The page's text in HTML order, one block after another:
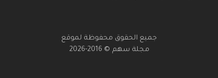
جميع الحقوق محفوظة لموقع
مجلة سهم © 2016-2026